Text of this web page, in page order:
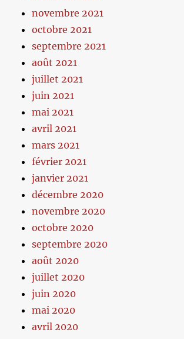
novembre 2021
octobre 2021
septembre 2021
août 2021
juillet 2021
juin 2021
mai 2021
avril 2021
mars 2021
février 2021
janvier 2021
décembre 2020
novembre 2020
octobre 2020
septembre 2020
août 2020
juillet 2020
juin 2020
mai 2020
avril 2020